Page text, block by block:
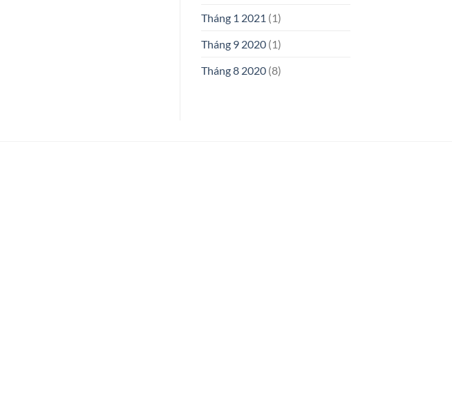
Tháng 1 2021 (1)
Tháng 9 2020(1)
Tháng 8 2020(8)